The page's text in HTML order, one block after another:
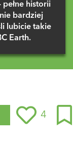
pełne historii
bardziej
lubicie takie
Earth.
4